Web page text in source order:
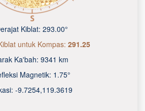
Kiblat: 293.00°
untuk Kompas: 291.25
Ka'bah: 9341 km
Magnetik: 1.75°
-9.7254,119.3620